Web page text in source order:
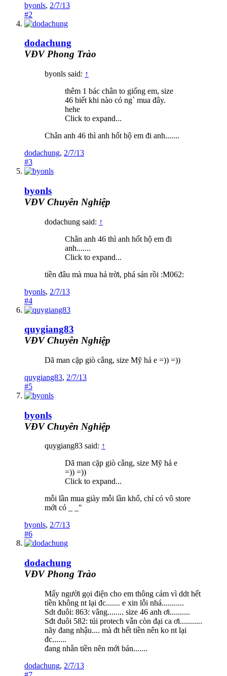
byonls, 2/7/13
#2
dodachung
VĐV Phong Trào
byonls said: ↑
thêm 1 bác chân to giống em, size
46 biết khi nào có ng` mua đây.
hehe
Click to expand...
Chân anh 46 thì anh hốt hộ em đi anh.......
dodachung, 2/7/13
#3
byonls
VĐV Chuyên Nghiệp
dodachung said: ↑
Chân anh 46 thì anh hốt hộ em đi
anh.......
Click to expand...
tiền đâu mà mua hả trời, phá sản rồi :M062:
byonls, 2/7/13
#4
quygiang83
VĐV Chuyên Nghiệp
Dã man cặp giò cẳng, size Mỹ hả e =)) =))
quygiang83, 2/7/13
#5
byonls
VĐV Chuyên Nghiệp
quygiang83 said: ↑
Dã man cặp giò cẳng, size Mỹ hả e
=)) =))
Click to expand...
mỗi lần mua giày mỗi lần khổ, chỉ có vô store
mới có _ _"
byonls, 2/7/13
#6
dodachung
VĐV Phong Trào
Mấy người gọi điện cho em thông cảm vì ddt hết
tiền không nt lại đc....... e xin lỗi nhá...........
Sdt đuôi: 863: vâng........ size 46 anh ơi..........
Sđt đuôi 582: túi protech vẫn còn đại ca ơi...........
nãy đang nhậu.... mà đt hết tiền nên ko nt lại
đc.......
đang nhẵn tiền nên mới bán.......
dodachung, 2/7/13